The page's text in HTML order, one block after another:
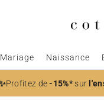
Mariage Naissance
Profitez de-15%*sur